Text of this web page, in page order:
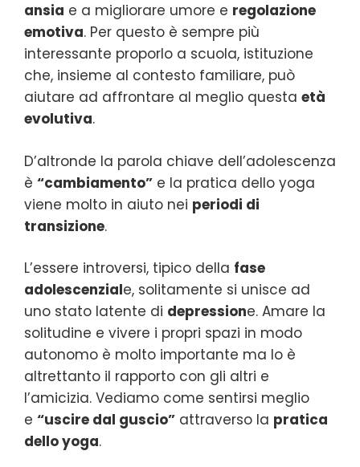
ansia e a migliorare umore e regolazione
emotiva. Per questo è sempre più
interessante proporlo a scuola, istituzione
che, insieme al contesto familiare, può
aiutare ad affrontare al meglio questa età
evolutiva.
D’altronde la parola chiave dell’adolescenza
è “cambiamento” e la pratica dello yoga
viene molto in aiuto nei periodi di
transizione.
L’essere introversi, tipico della fase
adolescenziale, solitamente si unisce ad
uno stato latente di depressione. Amare la
solitudine e vivere i propri spazi in modo
autonomo è molto importante ma lo è
altrettanto il rapporto con gli altri e
l’amicizia. Vediamo come sentirsi meglio
e “uscire dal guscio” attraverso la pratica
dello yoga.